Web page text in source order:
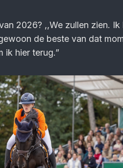
2026? ,,We zullen zien. Ik
de beste van dat
ik hier terug.”